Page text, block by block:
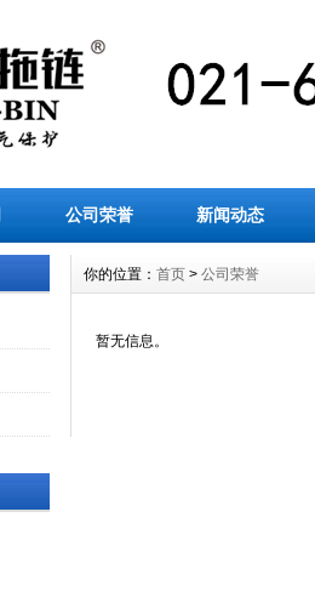
公司荣誉 新闻动态
你的位置： 首页 > 公司荣誉
暂无信息。